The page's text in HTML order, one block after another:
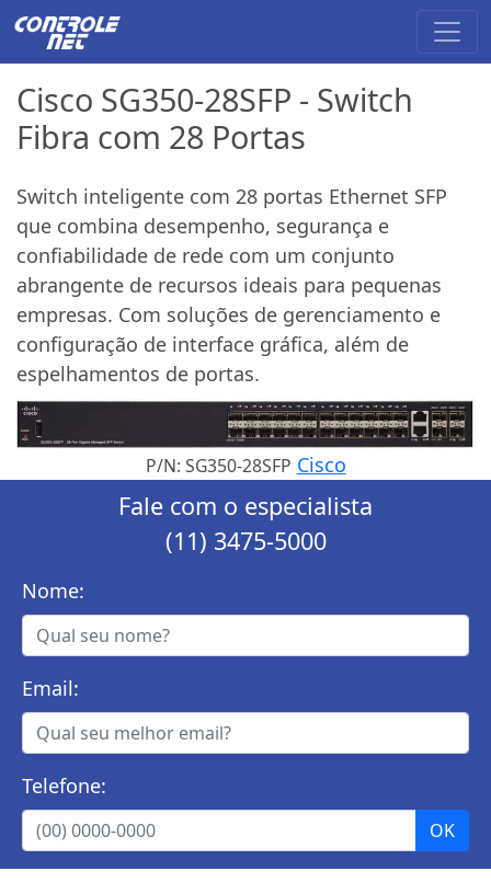
Cisco SG350-28SFP - Switch
Fibra com 28 Portas
Switch inteligente com 28 portas Ethernet SFP
que combina desempenho, segurança e
confiabilidade de rede com um conjunto
abrangente de recursos ideais para pequenas
empresas. Com soluções de gerenciamento e
configuração de interface gráfica, além de
espelhamentos de portas.
P/N: SG350-28SFP Cisco
Fale com o especialista
(11) 3475-5000
Nome:
Email:
Telefone: